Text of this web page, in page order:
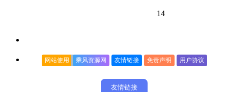
14
网站使用 乘风资源网 友情链接 免责声明 用户协议
友情链接